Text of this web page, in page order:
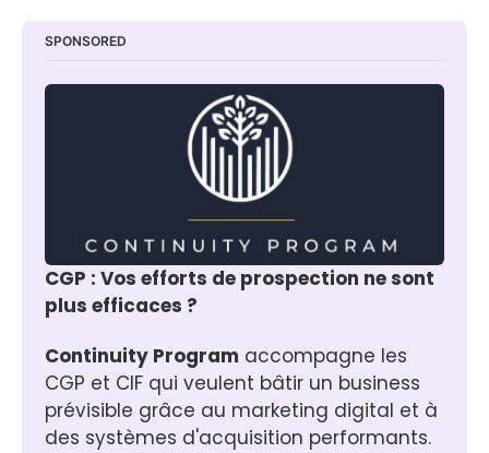
SPONSORED
CGP : Vos efforts de prospection ne sont
plus efficaces ?
Continuity Program accompagne les
CGP et CIF qui veulent bâtir un business
prévisible grâce au marketing digital et à
des systèmes d'acquisition performants.